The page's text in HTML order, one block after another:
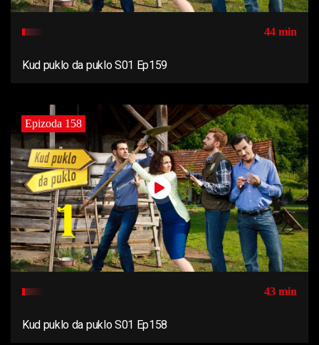
44 min
Kud puklo da puklo S01 Ep159
Epizoda 158
43 min
Kud puklo da puklo S01 Ep158